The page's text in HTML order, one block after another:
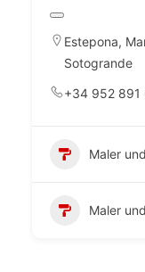
Estepona,
Sotogrande
+34 952 891
Maler
Maler